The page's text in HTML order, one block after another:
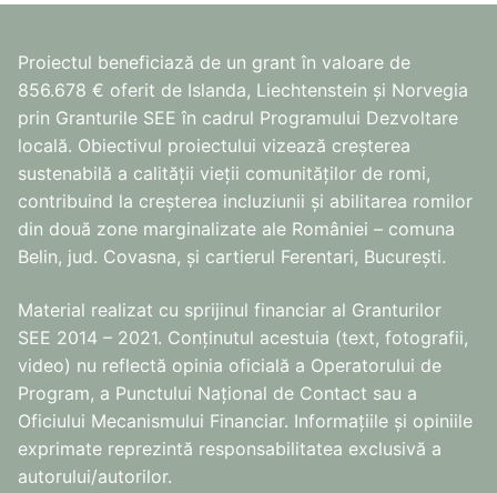
Proiectul beneficiază de un grant în valoare de
856.678 € oferit de Islanda, Liechtenstein și Norvegia
prin Granturile SEE în cadrul Programului Dezvoltare
locală. Obiectivul proiectului vizează creșterea
sustenabilă a calității vieții comunităților de romi,
contribuind la creșterea incluziunii și abilitarea romilor
din două zone marginalizate ale României – comuna
Belin, jud. Covasna, și cartierul Ferentari, București.
Material realizat cu sprijinul financiar al Granturilor
SEE 2014 – 2021. Conținutul acestuia (text, fotografii,
video) nu reflectă opinia oficială a Operatorului de
Program, a Punctului Național de Contact sau a
Oficiului Mecanismului Financiar. Informațiile și opiniile
exprimate reprezintă responsabilitatea exclusivă a
autorului/autorilor.